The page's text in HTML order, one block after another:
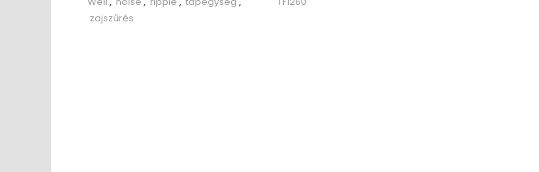
zajszűrés